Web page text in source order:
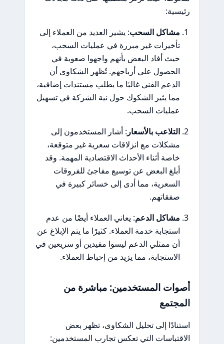
رئيسية:
مشاكل السحب: يشير العديد من العملاء إلى
تأخيرات غير مبررة في عمليات السحب،
حيث أفاد البعض بأنهم واجهوا صعوبة في
الحصول على أرباحهم. تُظهر الشكاوى أن
الدعم الفني غالبًا ما يطلب مستندات إضافية،
مما يثير الشكوك حول نية الشركة في تسهيل
عمليات السحب.
التلاعب بالأسعار : أشار المستخدمون إلى
مشكلات مع انزلاقات سعرية غير متوقعة،
خاصة أثناء الأحداث الاقتصادية المهمة. وقد
أبلغ البعض عن توسيع مفاجئ للفروقات
السعرية، مما أدى إلى خسائر كبيرة في
صفقاتهم.
مشاكل الدعم: يعاني العملاء أيضًا من عدم
استجابة خدمة العملاء. كثيرًا ما يتم الإبلاغ عن
أن ممثلي الدعم ليسوا مفيدين أو سريعين في
الاستجابة، مما يزيد من إحباط العملاء.
أصوات المستخدمين: مباشرة من
المجتمع
استنادًا إلى تحليل الشكاوى، تظهر بعض
الاقتباسات التي تعكس تجارب المستخدمين: